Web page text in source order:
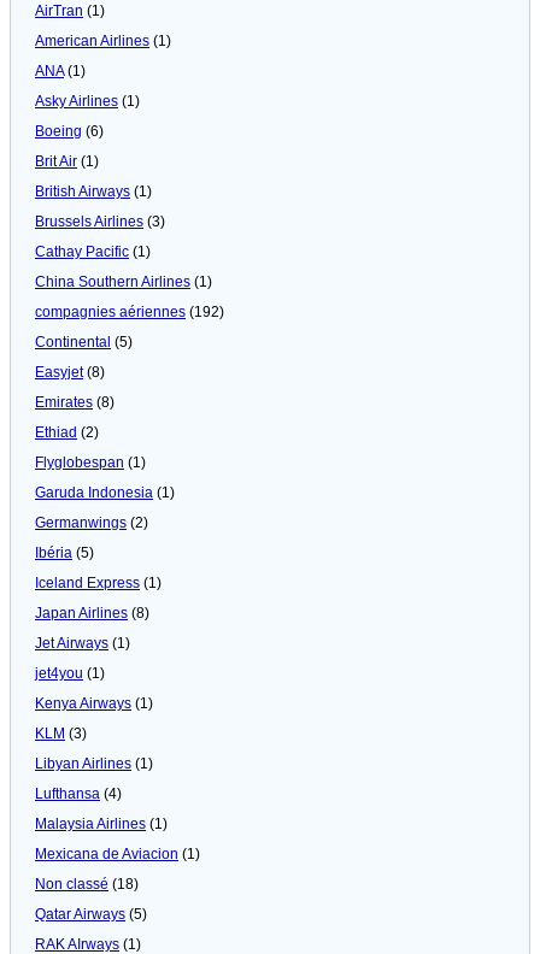
AirTran (1)
American Airlines (1)
ANA(1)
Asky Airlines (1)
Boeing (6)
Brit Air (1)
British Airways (1)
Brussels Airlines (3)
Cathay Pacific (1)
China Southern Airlines (1)
compagnies aériennes (192)
Continental (5)
Easyjet(8)
Emirates (8)
Ethiad (2)
Flyglobespan (1)
Garuda Indonesia (1)
Germanwings (2)
Ibéria (5)
Iceland Express (1)
Japan Airlines (8)
Jet Airways (1)
jet4you (1)
Kenya Airways (1)
KLM (3)
Libyan Airlines (1)
Lufthansa (4)
Malaysia Airlines (1)
Mexicana de Aviacion (1)
Non classé (18)
Qatar Airways (5)
RAK AIrways (1)